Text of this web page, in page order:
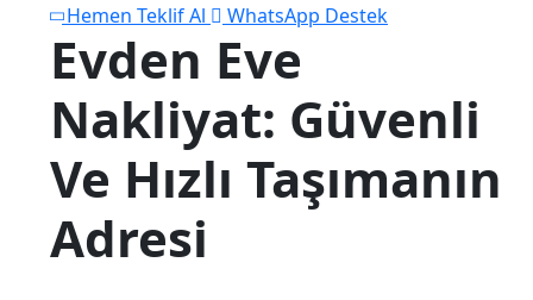
Hemen Teklif Al WhatsApp Destek
Evden Eve
Nakliyat: Güvenli
Ve Hızlı Taşımanın
Adresi